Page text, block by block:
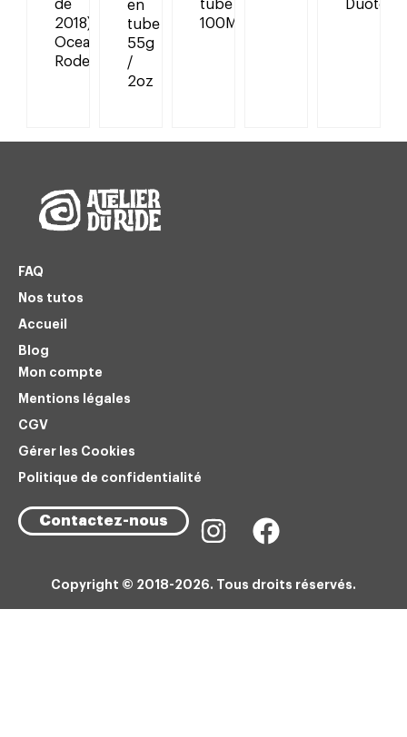
de
2018),
Ocean
Rodeo
en
tube
55g
/
2oz
tube
100ML
Duotone
Mon compte
Mentions légales
CGV
Gérer les Cookies
Politique de confidentialité
FAQ
Nos tutos
Accueil
Blog
Contactez-nous
Copyright © 2018-2026. Tous droits réservés.